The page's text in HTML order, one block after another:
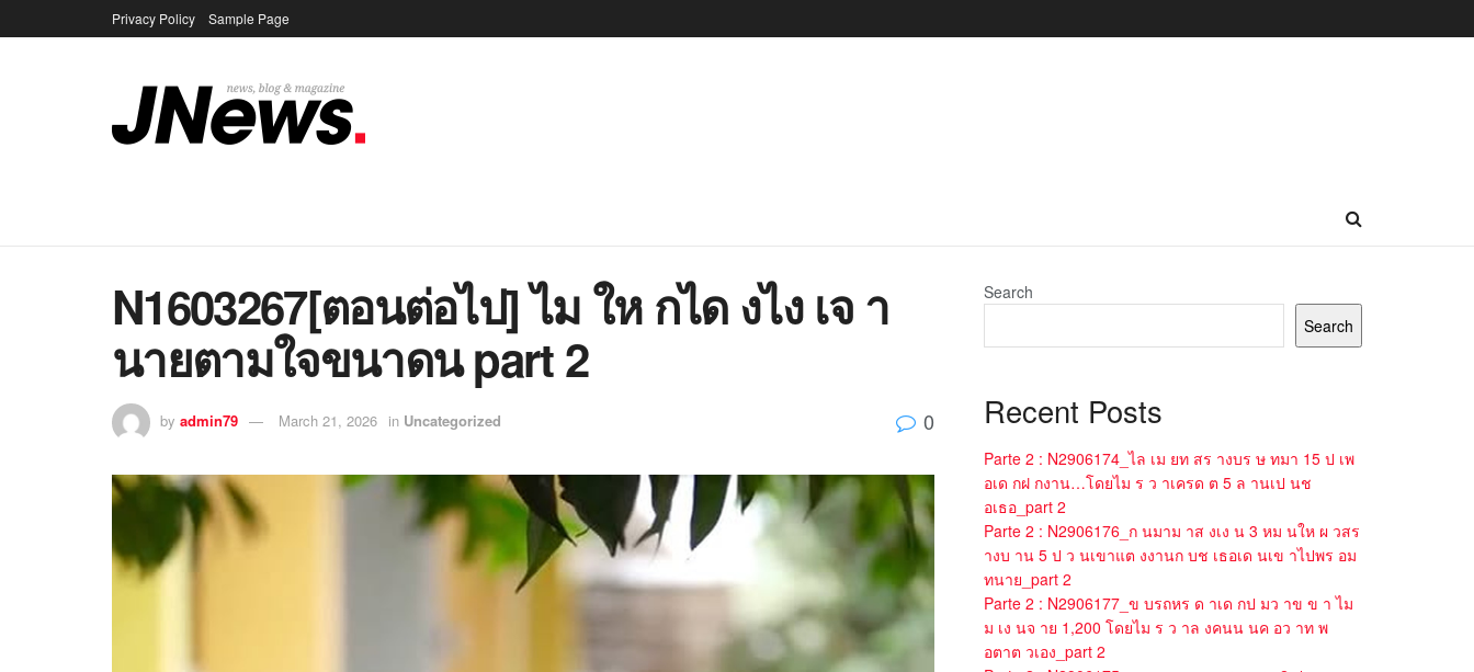
Privacy Policy Sample Page
N1603267[ตอนต่อไป] ไม ให กได งไง เจ า
นายตามใจขนาดน part 2
by admin79 March 21, 2026 in Uncategorized 0
Search
Search
Recent Posts
Parte 2 : N2906174_ไล เม ยท สร างบร ษ ทมา 15 ป เพ
อเด กฝ กงาน…โดยไม ร ว าเครด ต 5 ล านเป นช
อเธอ_part 2
Parte 2 : N2906176_ก นมาม าส งเง น 3 หม นให ผ วสร
างบ าน 5 ป ว นเขาแต งงานก บช เธอเด นเข าไปพร อม
ทนาย_part 2
Parte 2 : N2906177_ข บรถหร ด าเด กป มว าข ข า ไม
ม เง นจ าย 1,200 โดยไม ร ว าล งคนน นค อว าท พ
อตาต วเอง_part 2